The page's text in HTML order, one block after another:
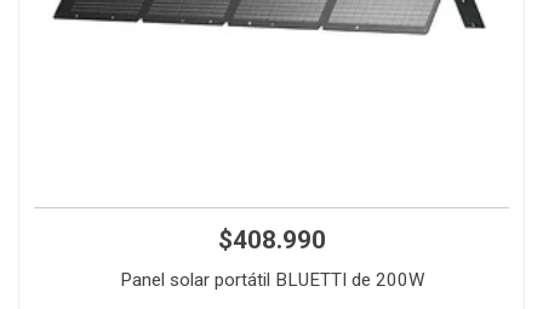
$408.990
Panel solar portátil BLUETTI de 200W